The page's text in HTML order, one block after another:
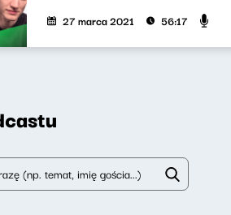
27 marca 2021 56:17